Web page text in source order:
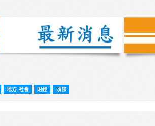
地方.社會 財經 頭條